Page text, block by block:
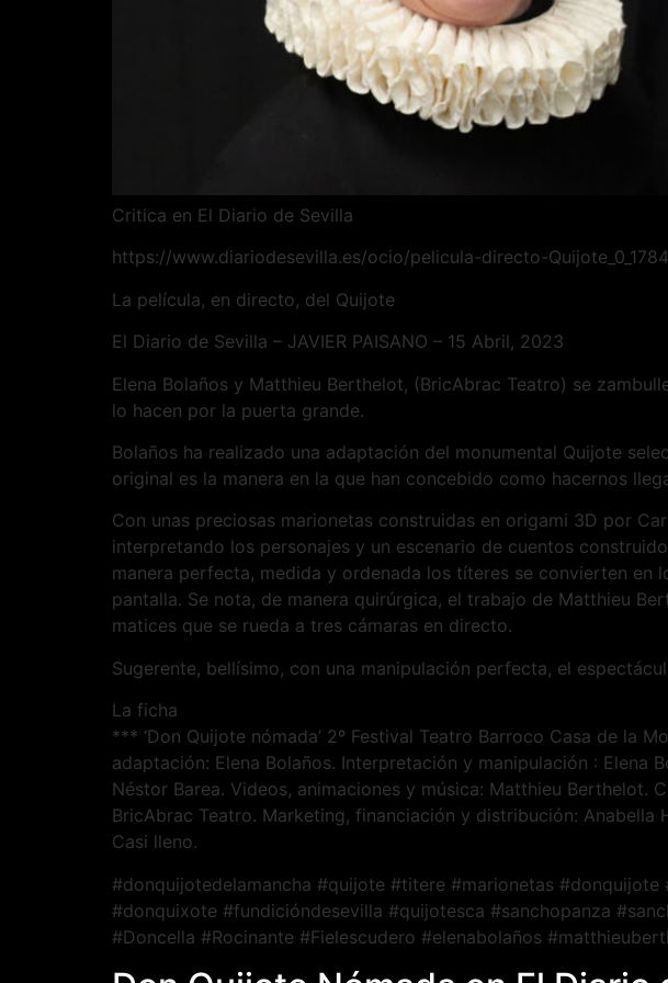
Critica en El Diario de Sevilla
https://www.diariodesevilla.es/ocio/pelicula-directo-
La película, en directo, del Quijote
El Diario de Sevilla – JAVIER PAISANO – 15 Abril, 2023
Elena Bolaños y Matthieu Berthelot, (BricAbrac Teatro) se
lo hacen por la puerta grande.
Bolaños ha realizado una adaptación del monumental Quijote
original es la manera en la que han concebido como hacernos
Con unas preciosas marionetas construidas en origami 3D por
interpretando los personajes y un escenario de cuentos
manera perfecta, medida y ordenada los títeres se convierten en
pantalla. Se nota, de manera quirúrgica, el trabajo de Matthieu
matices que se rueda a tres cámaras en directo.
Sugerente, bellísimo, con una manipulación perfecta, el
La ficha
*** ‘Don Quijote nómada’ 2º Festival Teatro Barroco Casa de la
adaptación: Elena Bolaños. Interpretación y manipulación : Elena
Néstor Barea. Videos, animaciones y música: Matthieu Berthelot.
BricAbrac Teatro. Marketing, financiación y distribución: Anabella
Casi lleno.
#donquijotedelamancha #quijote #titere #marionetas
#donquixote #fundicióndesevilla #quijotesca #sanchopanza
#Doncella #Rocinante #Fielescudero #elenabolaños